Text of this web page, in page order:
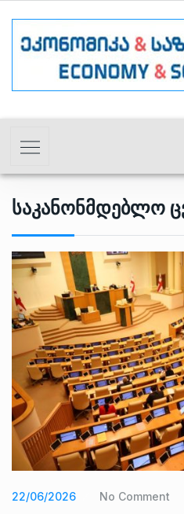
Საკანონმდებლო
22/06/2026 No Comment